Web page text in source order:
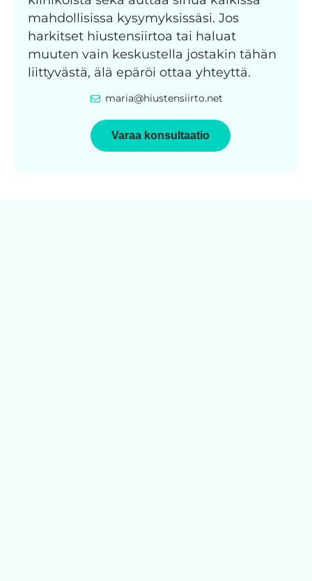
mahdollisissa kysymyksissäsi. Jos
harkitset hiustensiirtoa tai haluat
muuten vain keskustella jostakin tähän
liittyvästä, älä epäröi ottaa yhteyttä.
maria@hiustensiirto.net
Varaa konsultaatio